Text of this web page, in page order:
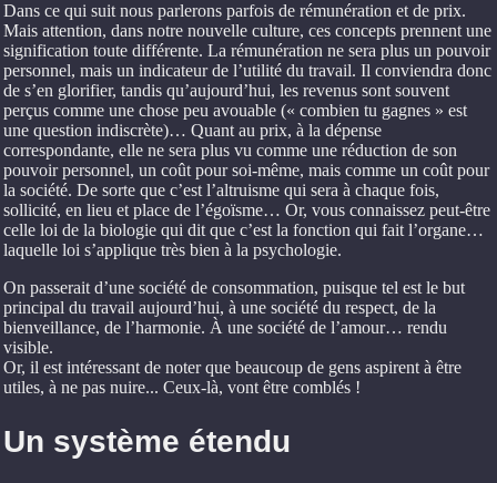
Dans ce qui suit nous parlerons parfois de rémunération et de prix.
Mais attention, dans notre nouvelle culture, ces concepts prennent une
signification toute différente. La rémunération ne sera plus un pouvoir
personnel, mais un indicateur de l’utilité du travail. Il conviendra donc
de s’en glorifier, tandis qu’aujourd’hui, les revenus sont souvent
perçus comme une chose peu avouable (« combien tu gagnes » est
une question indiscrète)… Quant au prix, à la dépense
correspondante, elle ne sera plus vu comme une réduction de son
pouvoir personnel, un coût pour soi-même, mais comme un coût pour
la société. De sorte que c’est l’altruisme qui sera à chaque fois,
sollicité, en lieu et place de l’égoïsme… Or, vous connaissez peut-être
celle loi de la biologie qui dit que c’est la fonction qui fait l’organe…
laquelle loi s’applique très bien à la psychologie.
On passerait d’une société de consommation, puisque tel est le but
principal du travail aujourd’hui, à une société du respect, de la
bienveillance, de l’harmonie. À une société de l’amour… rendu
visible.
Or, il est intéressant de noter que beaucoup de gens aspirent à être
utiles, à ne pas nuire... Ceux-là, vont être comblés !
Un système étendu